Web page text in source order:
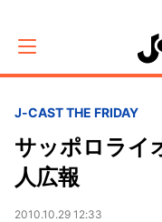
J-CAST THE FRIDAY
サッポロライ
人広報
2010.10.29 12:33